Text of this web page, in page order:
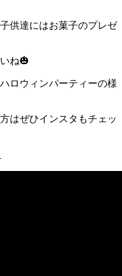
供達にはお菓子のプレゼ
ね🎃
ロウィンパーティーの様
はぜひインスタもチェッ